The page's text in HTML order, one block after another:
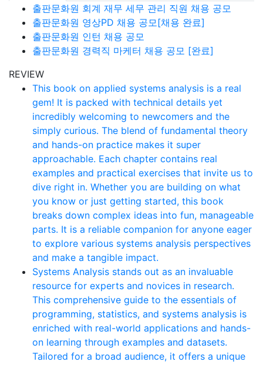
출판문화원 회계 재무 세무 관리 직원 채용 공모
출판문화원 영상PD 채용 공모[채용 완료]
출판문화원 인턴 채용 공모
출판문화원 경력직 마케터 채용 공모 [완료]
REVIEW
This book on applied systems analysis is a real
gem! It is packed with technical details yet
incredibly welcoming to newcomers and the
simply curious. The blend of fundamental theory
and hands-on practice makes it super
approachable. Each chapter contains real
examples and practical exercises that invite us to
dive right in. Whether you are building on what
you know or just getting started, this book
breaks down complex ideas into fun, manageable
parts. It is a reliable companion for anyone eager
to explore various systems analysis perspectives
and make a tangible impact.
Systems Analysis stands out as an invaluable
resource for experts and novices in research.
This comprehensive guide to the essentials of
programming, statistics, and systems analysis is
enriched with real-world applications and hands-
on learning through examples and datasets.
Tailored for a broad audience, it offers a unique